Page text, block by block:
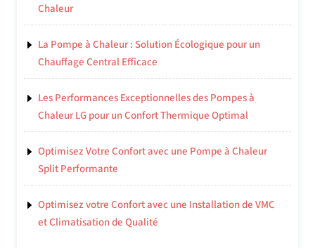
Chaleur
La Pompe à Chaleur : Solution Écologique pour un
Chauffage Central Efficace
Les Performances Exceptionnelles des Pompes à
Chaleur LG pour un Confort Thermique Optimal
Optimisez Votre Confort avec une Pompe à Chaleur
Split Performante
Optimisez votre Confort avec une Installation de VMC
et Climatisation de Qualité